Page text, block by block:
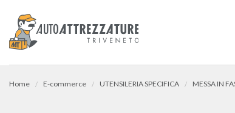
Home E-commerce UTENSILERIA SPECIFICA MESSA IN